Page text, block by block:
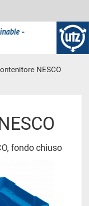
-
NESCO
fondo chiuso